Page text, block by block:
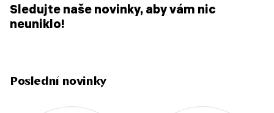
Sledujte naše novinky, aby vám nic
neuniklo!
Poslední novinky